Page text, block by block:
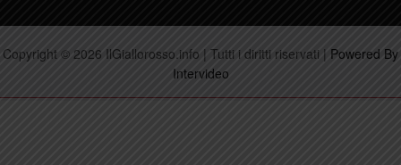
Copyright © 2026 IlGiallorosso.info | Tutti i diritti riservati | Powered By
Intervideo